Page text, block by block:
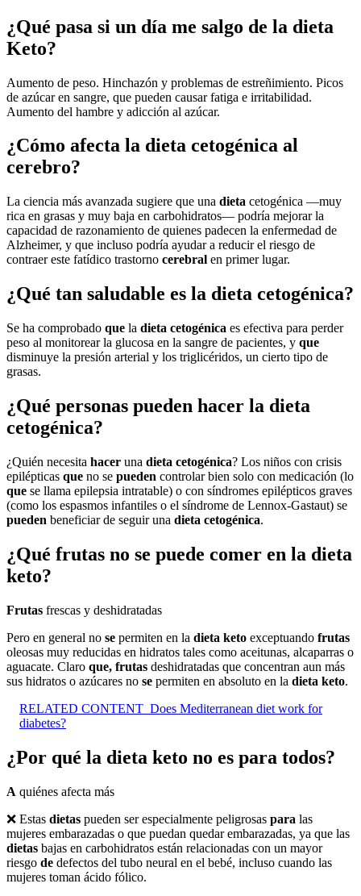
¿Qué pasa si un día me salgo de la dieta
Keto?
Aumento de peso. Hinchazón y problemas de estreñimiento. Picos
de azúcar en sangre, que pueden causar fatiga e irritabilidad.
Aumento del hambre y adicción al azúcar.
¿Cómo afecta la dieta cetogénica al
cerebro?
La ciencia más avanzada sugiere que una dieta cetogénica —muy
rica en grasas y muy baja en carbohidratos— podría mejorar la
capacidad de razonamiento de quienes padecen la enfermedad de
Alzheimer, y que incluso podría ayudar a reducir el riesgo de
contraer este fatídico trastorno cerebral en primer lugar.
¿Qué tan saludable es la dieta cetogénica?
Se ha comprobado que la dieta cetogénica es efectiva para perder
peso al monitorear la glucosa en la sangre de pacientes, y que
disminuye la presión arterial y los triglicéridos, un cierto tipo de
grasas.
¿Qué personas pueden hacer la dieta
cetogénica?
¿Quién necesita hacer una dieta cetogénica? Los niños con crisis
epilépticas que no se pueden controlar bien solo con medicación (lo
que se llama epilepsia intratable) o con síndromes epilépticos graves
(como los espasmos infantiles o el síndrome de Lennox-Gastaut) se
pueden beneficiar de seguir una dieta cetogénica.
¿Qué frutas no se puede comer en la dieta
keto?
Frutas frescas y deshidratadas
Pero en general no se permiten en la dieta keto exceptuando frutas
oleosas muy reducidas en hidratos tales como aceitunas, alcaparras o
aguacate. Claro que, frutas deshidratadas que concentran aun más
sus hidratos o azúcares no se permiten en absoluto en la dieta keto.
RELATED CONTENT Does Mediterranean diet work for
diabetes?
¿Por qué la dieta keto no es para todos?
A quiénes afecta más
❌ Estas dietas pueden ser especialmente peligrosas para las
mujeres embarazadas o que puedan quedar embarazadas, ya que las
dietas bajas en carbohidratos están relacionadas con un mayor
riesgo de defectos del tubo neural en el bebé, incluso cuando las
mujeres toman ácido fólico.